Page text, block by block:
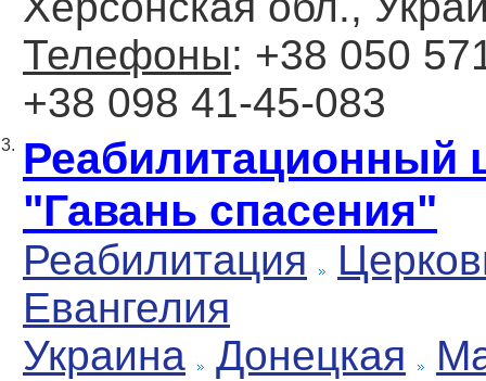
Телефоны: +38 050
+38 098 41-45-083
3. Реабилитационный
"Гавань спасения"
Реабилитация
Евангелия
Украина
Донецкая